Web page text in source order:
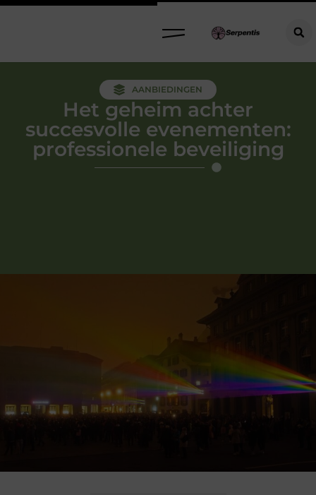
AANBIEDINGEN
Het geheim achter
succesvolle evenementen:
professionele beveiliging